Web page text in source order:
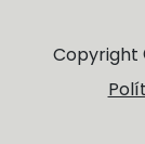
Copyright